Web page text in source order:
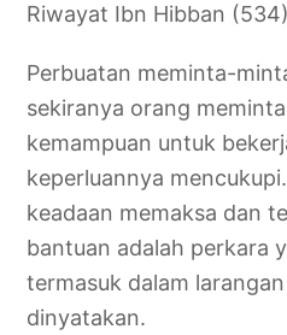
Riwayat Ibn Hibban (534)
Perbuatan meminta-
sekiranya orang
kemampuan untuk
keperluannya
keadaan memaksa dan
bantuan adalah perkara
termasuk dalam
dinyatakan.